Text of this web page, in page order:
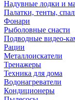
Надувные лодки и
Палатки, тенты,
Фонари
Рыболовные снасти
Подводные видео-
Рации
Металлоискатели
Тренажеры
Техника для дома
Водонагреватели
Кондиционеры